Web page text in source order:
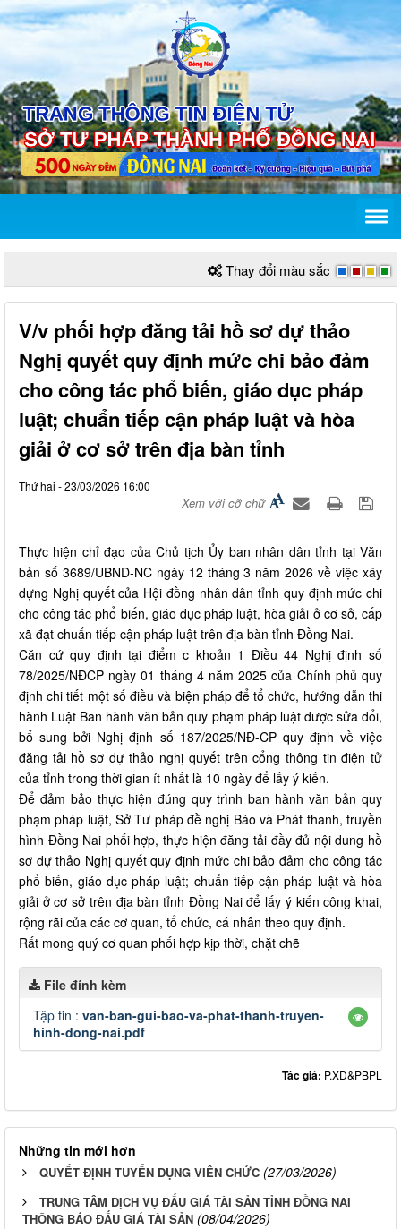
Thay đổi màu sắc
V/v phối hợp đăng tải hồ sơ dự thảo
Nghị quyết quy định mức chi bảo đảm
cho công tác phổ biến, giáo dục pháp
luật; chuẩn tiếp cận pháp luật và hòa
giải ở cơ sở trên địa bàn tỉnh
Thứ hai - 23/03/2026 16:00
Xem với cỡ chữ
Thực hiện chỉ đạo của Chủ tịch Ủy ban nhân dân tỉnh tại Văn
bản số 3689/UBND-NC ngày 12 tháng 3 năm 2026 về việc xây
dựng Nghị quyết của Hội đồng nhân dân tỉnh quy định mức chi
cho công tác phổ biến, giáo dục pháp luật, hòa giải ở cơ sở, cấp
xã đạt chuẩn tiếp cận pháp luật trên địa bàn tỉnh Đồng Nai.
Căn cứ quy định tại điểm c khoản 1 Điều 44 Nghị định số
78/2025/NĐCP ngày 01 tháng 4 năm 2025 của Chính phủ quy
định chi tiết một số điều và biện pháp để tổ chức, hướng dẫn thi
hành Luật Ban hành văn bản quy phạm pháp luật được sửa đổi,
bổ sung bởi Nghị định số 187/2025/NĐ-CP quy định về việc
đăng tải hồ sơ dự thảo nghị quyết trên cổng thông tin điện tử
của tỉnh trong thời gian ít nhất là 10 ngày để lấy ý kiến.
Để đảm bảo thực hiện đúng quy trình ban hành văn bản quy
phạm pháp luật, Sở Tư pháp đề nghị Báo và Phát thanh, truyền
hình Đồng Nai phối hợp, thực hiện đăng tải đầy đủ nội dung hồ
sơ dự thảo Nghị quyết quy định mức chi bảo đảm cho công tác
phổ biến, giáo dục pháp luật; chuẩn tiếp cận pháp luật và hòa
giải ở cơ sở trên địa bàn tỉnh Đồng Nai để lấy ý kiến công khai,
rộng rãi của các cơ quan, tổ chức, cá nhân theo quy định.
Rất mong quý cơ quan phối hợp kịp thời, chặt chẽ
File đính kèm
Tập tin : van-ban-gui-bao-va-phat-thanh-truyen-
hinh-dong-nai.pdf
Tác giả: P.XD&PBPL
Những tin mới hơn
QUYẾT ĐỊNH TUYỂN DỤNG VIÊN CHỨC (27/03/2026)
TRUNG TÂM DỊCH VỤ ĐẤU GIÁ TÀI SẢN TỈNH ĐỒNG NAI
THÔNG BÁO ĐẤU GIÁ TÀI SẢN (08/04/2026)